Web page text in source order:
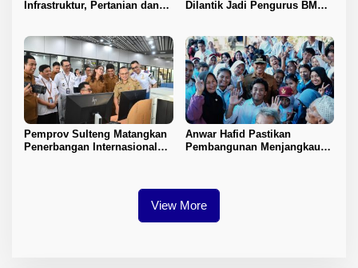
Infrastruktur, Pertanian dan
Dilantik Jadi Pengurus BMA
Pemprov Sulteng Matangkan
Penerbangan Internasional
Anwar Hafid Pastikan
Pembangunan Menjangkau
View More